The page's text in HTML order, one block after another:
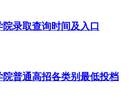
录取查询时间及入口
普通高招各类别最低投档